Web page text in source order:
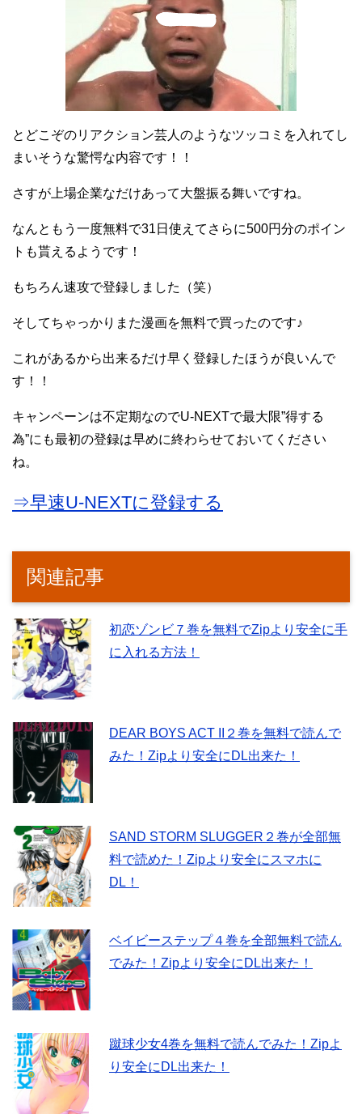
とどこぞのリアクション芸人のようなツッコミを入れてし
まいそうな驚愕な内容です！！
さすが上場企業なだけあって大盤振る舞いですね。
なんともう一度無料で31日使えてさらに500円分のポイン
トも貰えるようです！
もちろん速攻で登録しました（笑）
そしてちゃっかりまた漫画を無料で買ったのです♪
これがあるから出来るだけ早く登録したほうが良いんで
す！！
キャンペーンは不定期なのでU-NEXTで最大限”得する
為”にも最初の登録は早めに終わらせておいてください
ね。
⇒早速U-NEXTに登録する
関連記事
初恋ゾンビ７巻を無料でZipより安全に手
に入れる方法！
DEAR BOYS ACT II２巻を無料で読んで
みた！Zipより安全にDL出来た！
SAND STORM SLUGGER２巻が全部無
料で読めた！Zipより安全にスマホに
DL！
ベイビーステップ４巻を全部無料で読ん
でみた！Zipより安全にDL出来た！
蹴球少女4巻を無料で読んでみた！Zipよ
り安全にDL出来た！